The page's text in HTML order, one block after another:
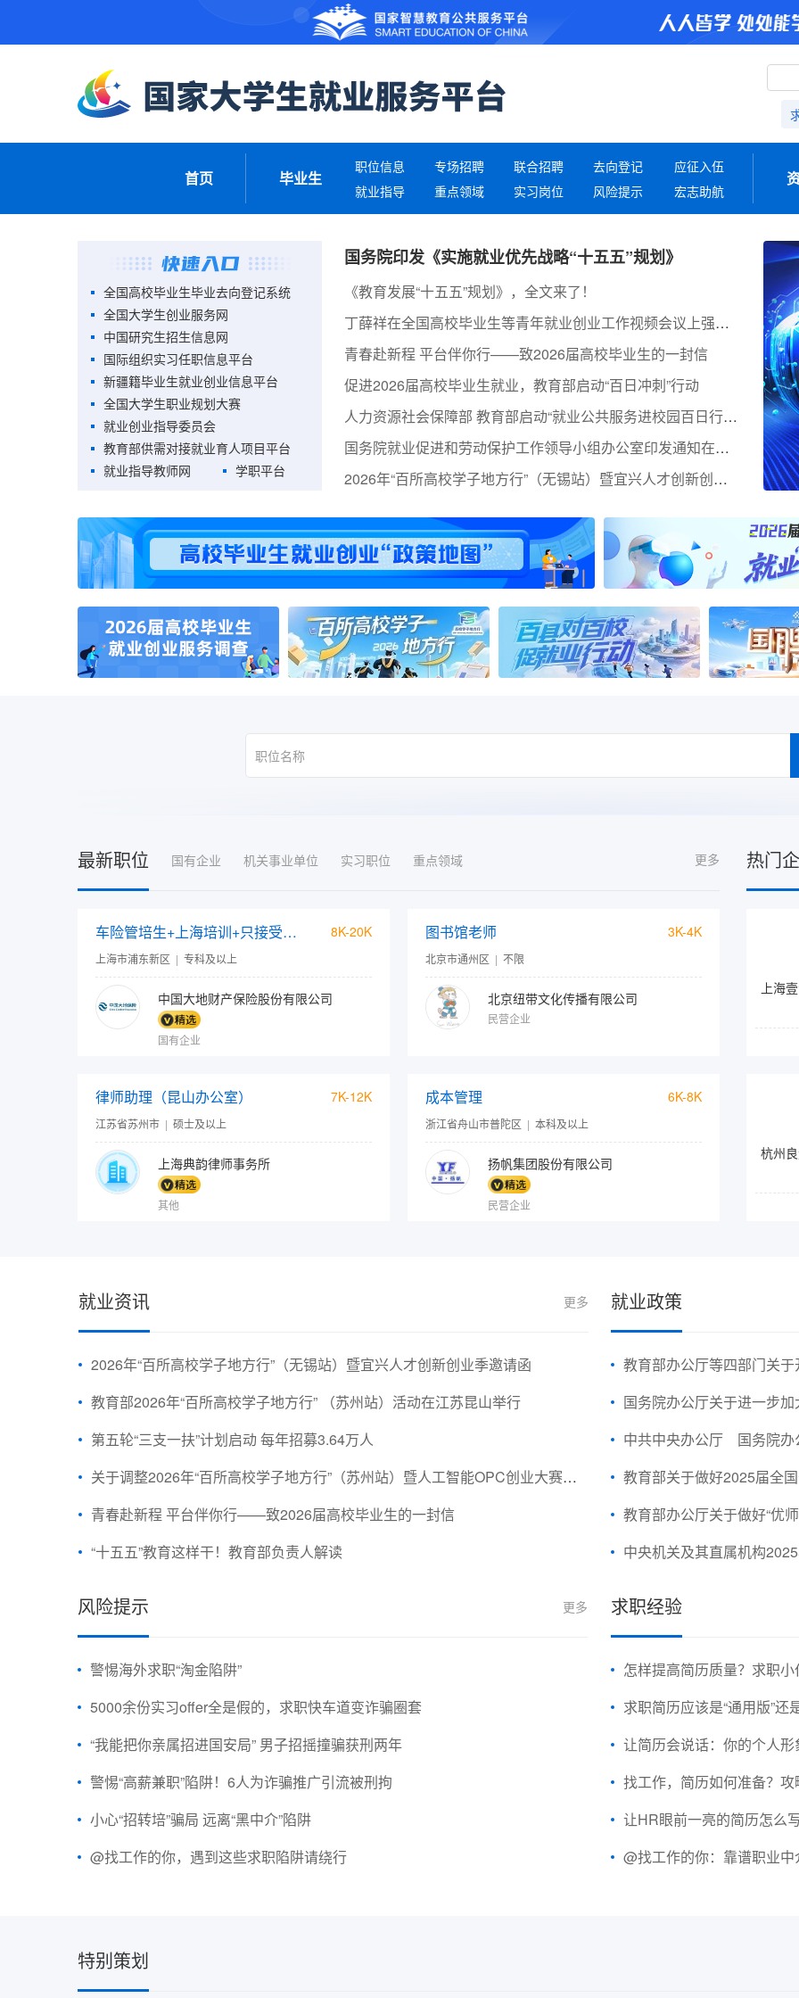
首页 毕业生
职位信息
就业指导
专场招聘
重点领域
联合招聘
实习岗位
去向登记
应征入伍
风险提示
宏志助航
全国高校毕业生毕业去向登记系统
全国大学生创业服务网
中国研究生招生信息网
国际组织实习任职信息平台
新疆籍毕业生就业创业信息平台
全国大学生职业规划大赛
就业创业指导委员会
教育部供需对接就业育人项目平台
就业指导教师网
学职平台
国务院印发《实施就业优先战略“十五五”规划》
《教育发展“十五五”规划》，全文来了！
丁薛祥在全国高校毕业生等青年就业创业工作视频会议上强调 促进高校毕业生高质量充分就业 更好服务大局、服务民生、服务发展
青春赴新程 平台伴你行——致2026届高校毕业生的一封信
促进2026届高校毕业生就业，教育部启动“百日冲刺”行动
人力资源社会保障部 教育部启动“就业公共服务进校园百日行动”
国务院就业促进和劳动保护工作领导小组办公室印发通知在全国范围内开展2026年清理整顿人力资源市场秩序专项行动
2026年“百所高校学子地方行”（无锡站）暨宜兴人才创新创业季邀请函
最新职位 国有企业 机关事业单位 实习职位 重点领域 更多
车险管培生+上海培训+只接受24—26届学生 8K-20K
上海市浦东新区 | 专科及以上
中国大地财产保险股份有限公司
国有企业
图书馆老师 3K-4K
北京市通州区 | 不限
北京纽带文化传播有限公司
民营企业
律师助理（昆山办公室） 7K-12K
江苏省苏州市 | 硕士及以上
上海典韵律师事务所
其他
成本管理 6K-8K
浙江省舟山市普陀区 | 本科及以上
扬帆集团股份有限公司
民营企业
热门
上海
杭州
就业资讯 更多
2026年“百所高校学子地方行”（无锡站）暨宜兴人才创新创业季邀请函
教育部2026年“百所高校学子地方行” （苏州站）活动在江苏昆山举行
第五轮“三支一扶”计划启动 每年招募3.64万人
关于调整2026年“百所高校学子地方行”（苏州站）暨人工智能OPC创业大赛成果展、第十届昆山创业周活动时间的紧急通知
青春赴新程 平台伴你行——致2026届高校毕业生的一封信
“十五五”教育这样干！教育部负责人解读
就业政策
教育部办公厅等四部门关
国务院办公厅关于进一步
中共中央办公厅 国务院办公厅关
教育部关于做好2025届全
教育部办公厅关于做好“优
中央机关及其直属机构
风险提示 更多
警惕海外求职“淘金陷阱”
5000余份实习offer全是假的，求职快车道变诈骗圈套
“我能把你亲属招进国安局” 男子招摇撞骗获刑两年
警惕“高薪兼职”陷阱！6人为诈骗推广引流被刑拘
小心“招转培”骗局 远离“黑中介”陷阱
@找工作的你，遇到这些求职陷阱请绕行
求职经验
怎样提高简历质量？求职
求职简历应该是“通用版”还
让简历会说话：你的个人形
找工作，简历如何准备？攻
让HR眼前一亮的简历怎么
@找工作的你：靠谱职业
特别策划